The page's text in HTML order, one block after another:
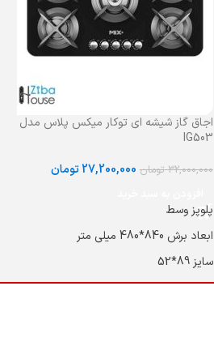
اجاق گاز شیشه ای توکار میکس پلاس مدل
IG503
32,000,000 تومان 27,200,000تومان
پلوپز وسط
ابعاد برش 840*480 میلی متر
سایز 89*52
بالاترین کیفیت و توان حرارتی سرشعله در